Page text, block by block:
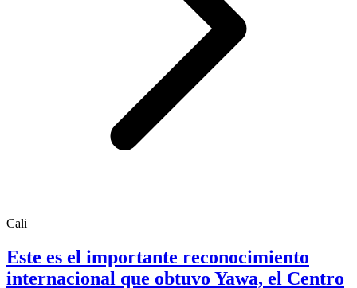
Cali
Este es el importante reconocimiento
internacional que obtuvo Yawa, el Centro